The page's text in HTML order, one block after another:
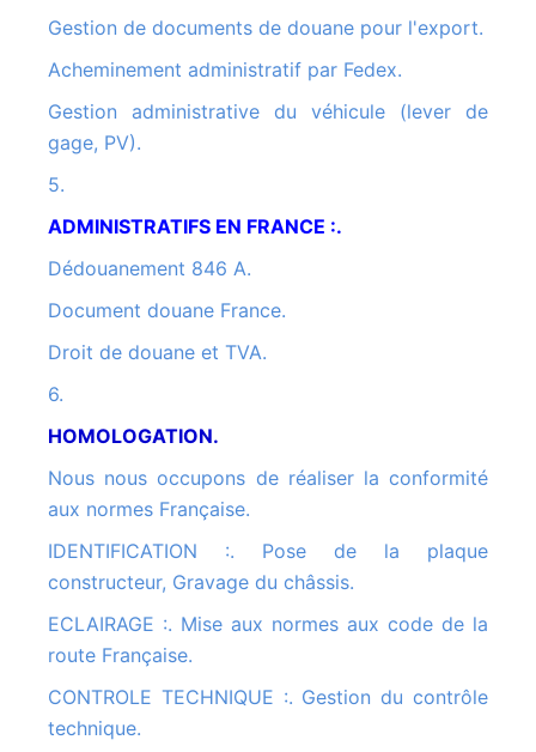
Gestion de documents de douane pour l'export.
Acheminement administratif par Fedex.
Gestion administrative du véhicule (lever de
gage, PV).
5.
ADMINISTRATIFS EN FRANCE :.
Dédouanement 846 A.
Document douane France.
Droit de douane et TVA.
6.
HOMOLOGATION.
Nous nous occupons de réaliser la conformité
aux normes Française.
IDENTIFICATION :. Pose de la plaque
constructeur, Gravage du châssis.
ECLAIRAGE :. Mise aux normes aux code de la
route Française.
CONTROLE TECHNIQUE :. Gestion du contrôle
technique.